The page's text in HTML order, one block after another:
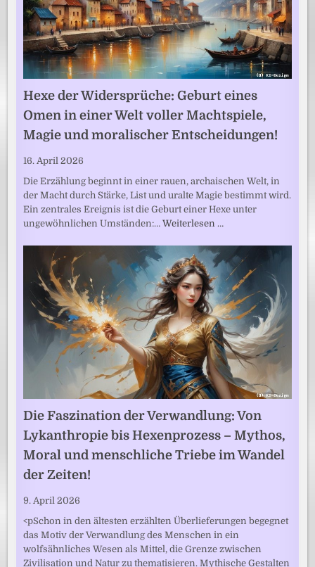
Hexe der Widersprüche: Geburt eines
Omen in einer Welt voller Machtspiele,
Magie und moralischer Entscheidungen!
16. April 2026
Die Erzählung beginnt in einer rauen, archaischen Welt, in
der Macht durch Stärke, List und uralte Magie bestimmt wird.
Ein zentrales Ereignis ist die Geburt einer Hexe unter
ungewöhnlichen Umständen:…Weiterlesen …
Die Faszination der Verwandlung: Von
Lykanthropie bis Hexenprozess – Mythos,
Moral und menschliche Triebe im Wandel
der Zeiten!
9. April 2026
<pSchon in den ältesten erzählten Überlieferungen begegnet
das Motiv der Verwandlung des Menschen in ein
wolfsähnliches Wesen als Mittel, die Grenze zwischen
Zivilisation und Natur zu thematisieren. Mythische Gestalten